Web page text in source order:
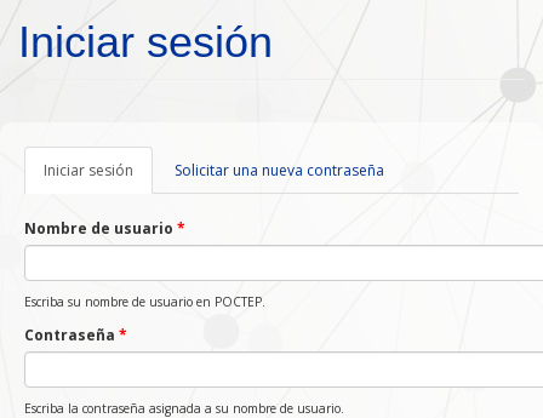
Pasar al contenido principal
Iniciar sesión
Iniciar sesión (solapa
activa)
Solicitar una nueva contraseña
Nombre de usuario *
Escriba su nombre de usuario en POCTEP.
Contraseña *
Escriba la contraseña asignada a su nombre de usuario.